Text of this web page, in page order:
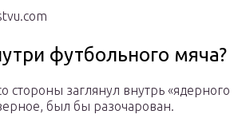
футбольного мяча?
стороны заглянул внутрь «ядерного
был бы разочарован.